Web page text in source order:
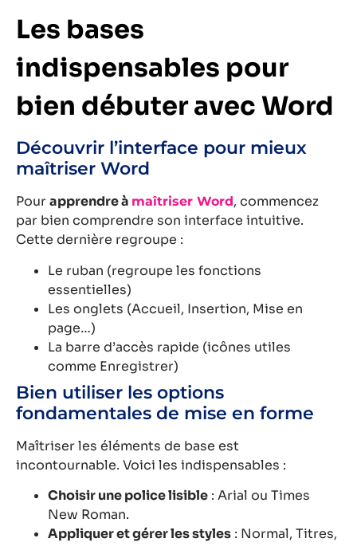
Les bases
indispensables pour
bien débuter avec Word
Découvrir l’interface pour mieux
maîtriser Word
Pourapprendre à maîtriser Word, commencez
par bien comprendre son interface intuitive.
Cette dernière regroupe :
Le ruban (regroupe les fonctions
essentielles)
Les onglets (Accueil, Insertion, Mise en
page…)
La barre d’accès rapide (icônes utiles
comme Enregistrer)
Bien utiliser les options
fondamentales de mise en forme
Maîtriser les éléments de base est
incontournable. Voici les indispensables :
Choisir une police lisible : Arial ou Times
New Roman.
Appliquer et gérer les styles : Normal, Titres,